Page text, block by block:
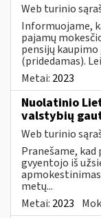
Web turinio
Informuojame,
pajamų
pensijų
(pridedamas).
Metai: 2023
Nuolatinio
valstybių
Web turinio
Pranešame,
gvyentojo iš
apmokestinimas
metų...
Metai: 2023